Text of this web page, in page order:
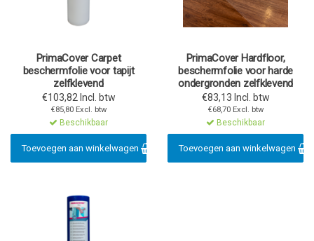
PrimaCover Carpet
beschermfolie voor tapijt
zelfklevend
€103,82 Incl. btw
€85,80 Excl. btw
Beschikbaar
Toevoegen aan winkelwagen
PrimaCover Hardfloor,
beschermfolie voor harde
ondergronden zelfklevend
€83,13 Incl. btw
€68,70 Excl. btw
Beschikbaar
Toevoegen aan winkelwagen